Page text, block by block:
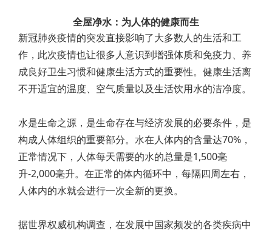
全屋净水：为人体的健康而生
新冠肺炎疫情的突发直接影响了大多数人的生活和工
作，此次疫情也让很多人意识到增强体质和免疫力、养
成良好卫生习惯和健康生活方式的重要性。健康生活离
不开适宜的温度、空气质量以及生活饮用水的洁净度。
水是生命之源，是生命存在与经济发展的必要条件，是
构成人体组织的重要部分。水在人体内的含量达70%，
正常情况下，人体每天需要的水的总量是1,500毫
升-2,000毫升。在正常的体内循环中，每隔四周左右，
人体内的水就会进行一次全新的更换。
据世界权威机构调查，在发展中国家频发的各类疾病中